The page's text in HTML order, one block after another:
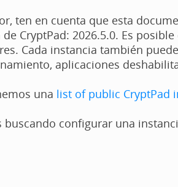
ten en cuenta que esta
CryptPad: 2026.5.0. Es
Cada instancia también
aplicaciones
una list of public CryptPad
buscando configurar una